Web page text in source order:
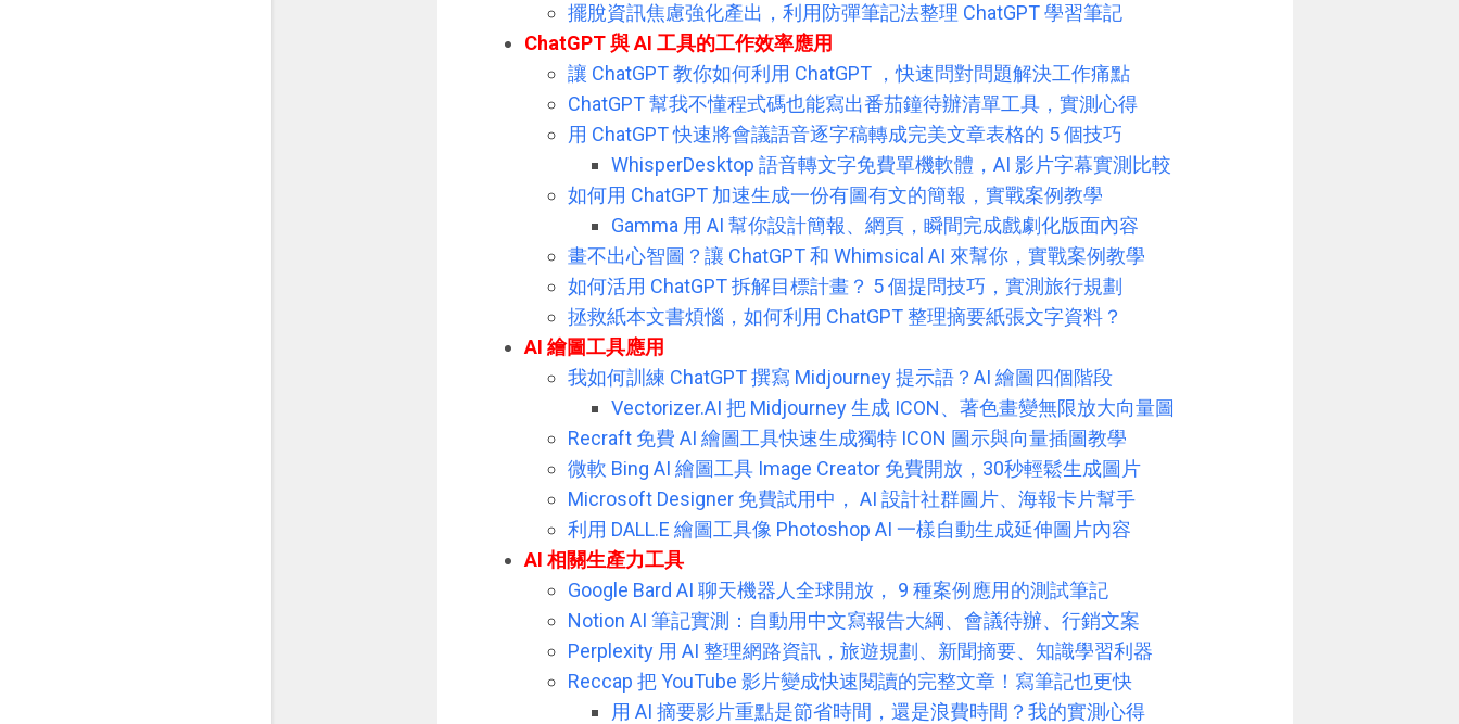
擺脫資訊焦慮強化產出，利用防彈筆記法整理 ChatGPT 學習筆記
ChatGPT與 AI 工具的工作效率應用
讓 ChatGPT 教你如何利用 ChatGPT ，快速問對問題解決工作痛點
ChatGPT 幫我不懂程式碼也能寫出番茄鐘待辦清單工具，實測心得
用 ChatGPT 快速將會議語音逐字稿轉成完美文章表格的 5 個技巧
WhisperDesktop 語音轉文字免費單機軟體，AI 影片字幕實測比較
如何用 ChatGPT 加速生成一份有圖有文的簡報，實戰案例教學
Gamma 用 AI 幫你設計簡報、網頁，瞬間完成戲劇化版面內容
畫不出心智圖？讓 ChatGPT 和 Whimsical AI 來幫你，實戰案例教學
如何活用 ChatGPT 拆解目標計畫？ 5 個提問技巧，實測旅行規劃
拯救紙本文書煩惱，如何利用 ChatGPT 整理摘要紙張文字資料？
AI 繪圖工具應用
我如何訓練 ChatGPT 撰寫 Midjourney 提示語？AI 繪圖四個階段
Vectorizer.AI 把 Midjourney 生成 ICON、著色畫變無限放大向量圖
Recraft 免費 AI 繪圖工具快速生成獨特 ICON 圖示與向量插圖教學
微軟 Bing AI 繪圖工具 Image Creator 免費開放，30秒輕鬆生成圖片
Microsoft Designer 免費試用中， AI 設計社群圖片、海報卡片幫手
利用 DALL.E 繪圖工具像 Photoshop AI 一樣自動生成延伸圖片內容
AI 相關生產力工具
Google Bard AI 聊天機器人全球開放， 9 種案例應用的測試筆記
Notion AI 筆記實測：自動用中文寫報告大綱、會議待辦、行銷文案
Perplexity 用 AI 整理網路資訊，旅遊規劃、新聞摘要、知識學習利器
Reccap 把 YouTube 影片變成快速閱讀的完整文章！寫筆記也更快
用 AI 摘要影片重點是節省時間，還是浪費時間？我的實測心得